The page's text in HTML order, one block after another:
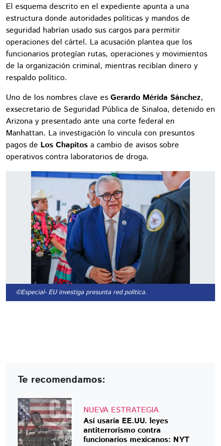
El esquema descrito en el expediente apunta a una
estructura donde autoridades políticas y mandos de
seguridad habrían usado sus cargos para permitir
operaciones del cártel. La acusación plantea que los
funcionarios protegían rutas, operaciones y movimientos
de la organización criminal, mientras recibían dinero y
respaldo político.
Uno de los nombres clave es Gerardo Mérida Sánchez,
exsecretario de Seguridad Pública de Sinaloa, detenido en
Arizona y presentado ante una corte federal en
Manhattan. La investigación lo vincula con presuntos
pagos de Los Chapitos a cambio de avisos sobre
operativos contra laboratorios de droga.
©Especial- EU investiga presunta red política.
Te recomendamos:
NUEVA ESTRATEGIA
Así usaría EE.UU. leyes
antiterrorismo contra
funcionarios mexicanos: NYT